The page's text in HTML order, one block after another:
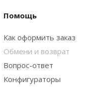
Помощь
Как оформить заказ
Обмени и возврат
Вопрос-ответ
Конфигураторы